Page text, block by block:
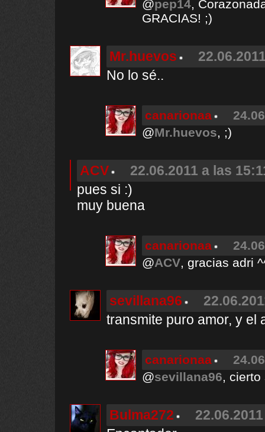
@pep14,
GRACIAS! ;)
Mr.huevos
No lo sé..
canarionaa
@Mr.huevos, ;)
ACV
22.06.2011 a las
pues si :)
muy buena
canarionaa
@ACV, gracias adri
sevillana96
transmite puro amor, y el
canarionaa
@sevillana96, cierto
Bulma272